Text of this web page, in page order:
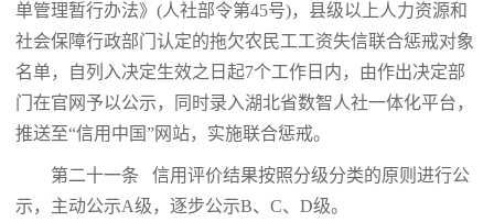
单管理暂行办法》(人社部令第45号)，县级以上人力资源和
社会保障行政部门认定的拖欠农民工工资失信联合惩戒对象
名单，自列入决定生效之日起7个工作日内，由作出决定部
门在官网予以公示，同时录入湖北省数智人社一体化平台，
推送至“信用中国”网站，实施联合惩戒。
第二十一条 信用评价结果按照分级分类的原则进行公
示，主动公示A级，逐步公示B、C、D级。